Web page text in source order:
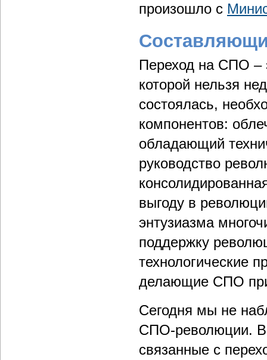
произошло с
Переход на СПО –
которой нельзя
состоялась,
компонентов:
обладающий
руководство
выгоду в
энтузиазма
поддержку
технологические
делающие СПО
Сегодня мы не
СПО-революции.
связанные с